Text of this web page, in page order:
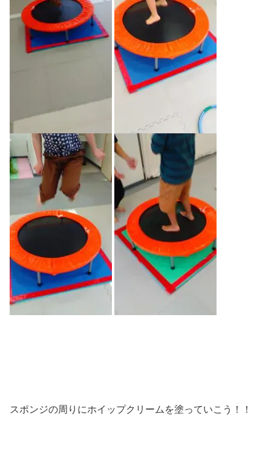
スポンジの周りにホイップクリームを塗っていこう！！